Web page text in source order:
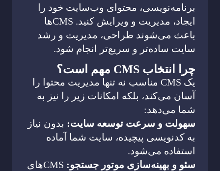
برنامه‌نویسی، محتوای وب‌سایت خود را
ایجاد، مدیریت و ویرایش کنید. CMSها
باعث می‌شوند طراحی، مدیریت و رشد
سایت ساده‌تر و سریع‌تر انجام شود.
چرا انتخاب CMS مهم است؟
یک CMS مناسب نه تنها مدیریت محتوا را
آسان می‌کند، بلکه امکانات زیر را نیز به
شما می‌دهد:
سهولت و سرعت توسعه سایت: بدون نیاز
به کدنویسی پیچیده، سایت شما آماده
استفاده می‌شود.
سئو و بهینه‌سازی موتور جستجو:
CMSهای